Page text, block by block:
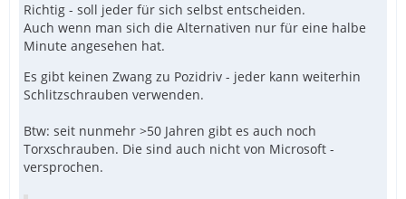
Richtig - soll jeder für sich selbst entscheiden.
Auch wenn man sich die Alternativen nur für eine halbe
Minute angesehen hat.
Es gibt keinen Zwang zu Pozidriv - jeder kann weiterhin
Schlitzschrauben verwenden.
Btw: seit nunmehr >50 Jahren gibt es auch noch
Torxschrauben. Die sind auch nicht von Microsoft -
versprochen.